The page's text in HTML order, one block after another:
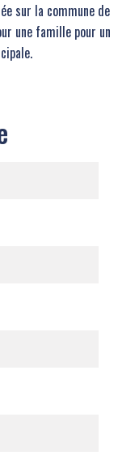
sur la commune de
une famille pour un